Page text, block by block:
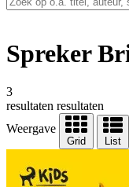
Spreker
3
resultaten resultaten
Weergave
Grid List